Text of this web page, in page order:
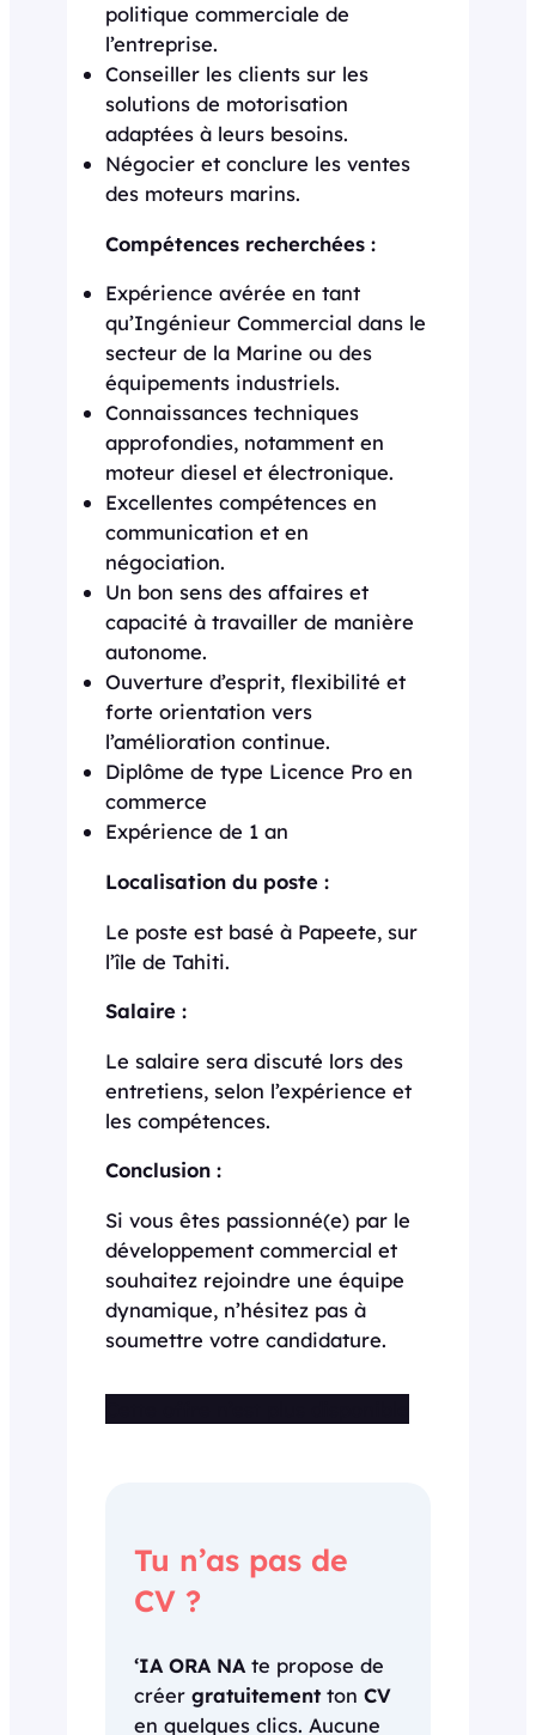
politique commerciale de
l’entreprise.
Conseiller les clients sur les
solutions de motorisation
adaptées à leurs besoins.
Négocier et conclure les ventes
des moteurs marins.
Compétences recherchées :
Expérience avérée en tant
qu’Ingénieur Commercial dans le
secteur de la Marine ou des
équipements industriels.
Connaissances techniques
approfondies, notamment en
moteur diesel et électronique.
Excellentes compétences en
communication et en
négociation.
Un bon sens des affaires et
capacité à travailler de manière
autonome.
Ouverture d’esprit, flexibilité et
forte orientation vers
l’amélioration continue.
Diplôme de type Licence Pro en
commerce
Expérience de 1 an
Localisation du poste :
Le poste est basé à Papeete, sur
l’île de Tahiti.
Salaire :
Le salaire sera discuté lors des
entretiens, selon l’expérience et
les compétences.
Conclusion :
Si vous êtes passionné(e) par le
développement commercial et
souhaitez rejoindre une équipe
dynamique, n’hésitez pas à
soumettre votre candidature.
Tu n’as pas de
CV ?
‘IA ORA NA te propose de
créer gratuitementton CV
en quelques clics. Aucune